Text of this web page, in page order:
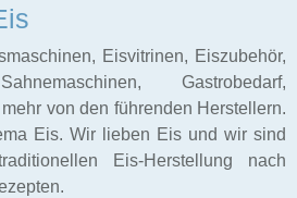
Eisvitrinen, Eiszubehör,
Gastrobedarf,
von den führenden Herstellern.
Eis. Wir lieben Eis und wir sind
Eis-Herstellung nach